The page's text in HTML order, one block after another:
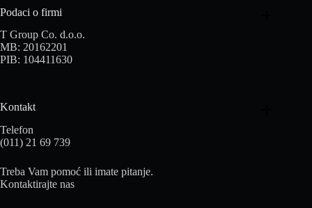
Podaci o firmi
T Group Co. d.o.o.
MB: 20162201
PIB: 104411630
Kontakt
Telefon
(011) 21 69 739
Treba Vam pomoć ili imate pitanje.
Kontaktirajte nas